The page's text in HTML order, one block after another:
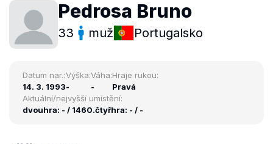
Pedrosa Bruno
33 muž Portugalsko
Datum nar.:
14. 3. 1993
Výška:
-
Váha:
-
Hraje rukou:
Pravá
Aktuální/nejvyšší umístění:
dvouhra: - / 1460.čtyřhra: - / -